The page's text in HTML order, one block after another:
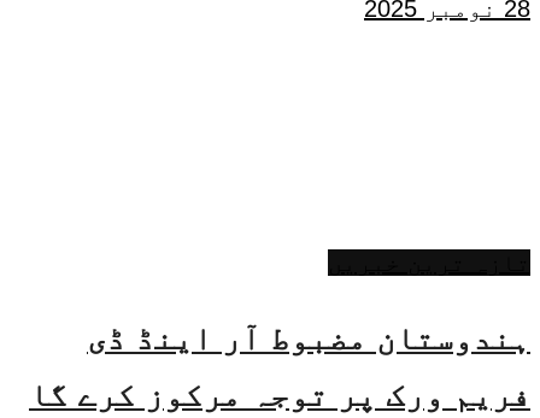
28 نومبر 2025
ہندوستان مضبوط آر اینڈ ڈی
فریم ورک پر توجہ مرکوز کرے گا